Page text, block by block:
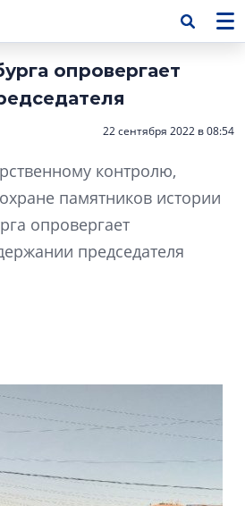
опровергает
22 сентября 2022 в 08:54
контролю,
памятников истории
опровергает
председателя